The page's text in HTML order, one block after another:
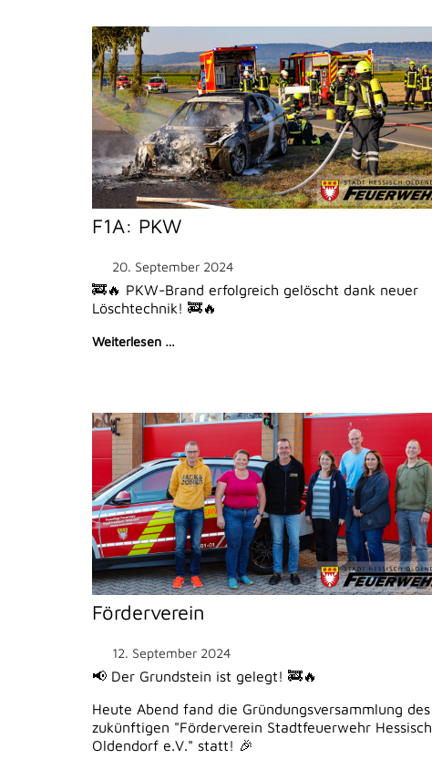
F1A: PKW
20. September 2024
🚒🔥 PKW-Brand erfolgreich gelöscht dank neuer
Löschtechnik! 🚒🔥
Weiterlesen …
Förderverein
12. September 2024
📢 Der Grundstein ist gelegt! 🚒🔥
Heute Abend fand die Gründungsversammlung des
zukünftigen "Förderverein Stadtfeuerwehr Hessisch
Oldendorf e.V." statt! 🎉